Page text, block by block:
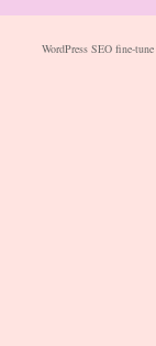
WordPress SEO fine-